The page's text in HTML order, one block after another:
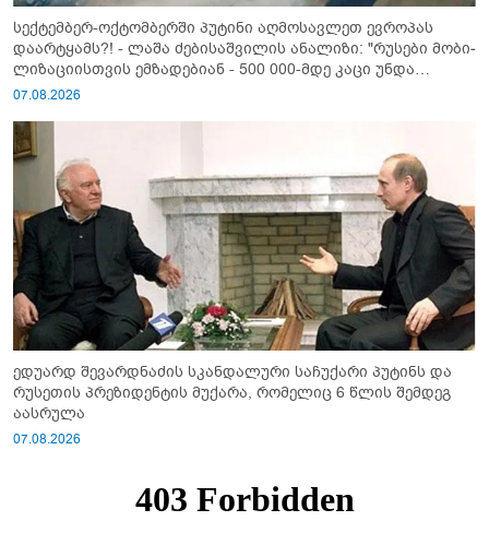
სექტემბერ-ოქტომბერში პუტინი აღმოსავლეთ ევროპას
დაარტყამს?! - ლაშა ძებისაშვილის ანალიზი: "რუსები მობი­
ლიზაციისთვის ემზადებიან - 500 000-მდე კაცი უნდა
გაიწვიონ ომში"
07.08.2026
ედუარდ შევარდნაძის სკანდალური საჩუქარი პუტინს და
რუსეთის პრეზიდენტის მუქარა, რომელიც 6 წლის შემდეგ
აასრულა
07.08.2026